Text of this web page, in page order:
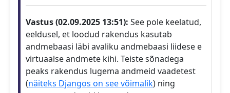
Vastus (02.09.2025 13:51): See pole keelatud,
eeldusel, et loodud rakendus kasutab
andmebaasi läbi avaliku andmebaasi liidese e
virtuaalse andmete kihi. Teiste sõnadega
peaks rakendus lugema andmeid vaadetest
(näiteks Djangos on see võimalik) ning